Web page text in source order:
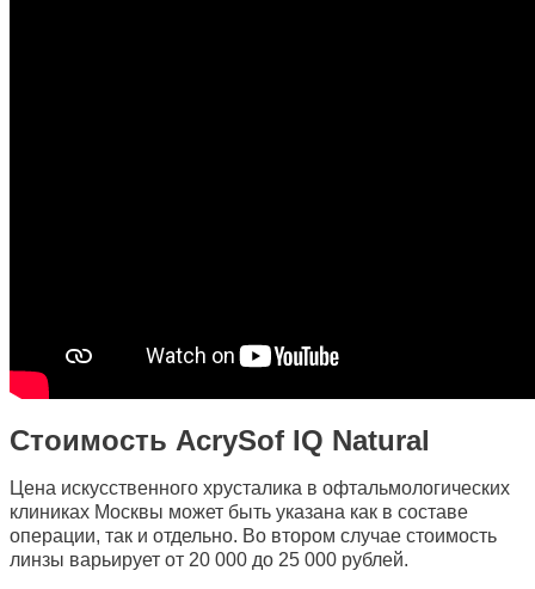
Стоимость AcrySof IQ Natural
Цена искусственного хрусталика в офтальмологических
клиниках Москвы может быть указана как в составе
операции, так и отдельно. Во втором случае стоимость
линзы варьирует от 20 000 до 25 000 рублей.